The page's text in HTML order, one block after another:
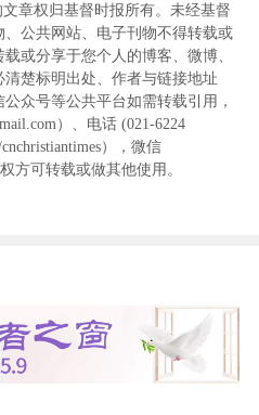
章权归基督时报所有。未经基督
公共网站、电子刊物不得转载或
或分享于您个人的博客、微博、
楚标明出处、作者与链接地址
众号等公共平台如需转载引用，
）、电话 (021-6224
），微信
方可转载或做其他使用。